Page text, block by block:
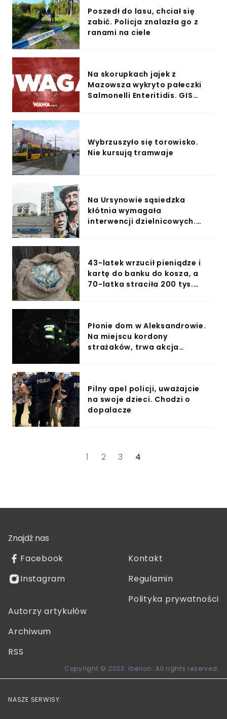
Poszedł do lasu, chciał się
zabić. Policja znalazła go z
ranami na ciele
Na skorupkach jajek z
Mazowsza wykryto pałeczki
Salmonelli Enteritidis. GIS
Wybrzuszyło się torowisko.
Nie kursują tramwaje
Na Ursynowie sąsiedzka
kłótnia wymagała
interwencji dzielnicowych.
43-latek wrzucił pieniądze i
kartę do banku do kosza, a
70-latka straciła 200 tys.
Płonie dom w Aleksandrowie.
Na miejscu kordony
strażaków, trwa akcja
Pilny apel policji, uważajcie
na swoje dzieci. Chodzi o
dopalacze
1 2 3 4
Znajdź nas
Facebook
Instagram
Kontakt
Regulamin
Polityka prywatności
Autorzy artykułów
Archiwum
RSS
Copyright © 2023. Iberion. All rights reserved.
NASZE SERWISY: